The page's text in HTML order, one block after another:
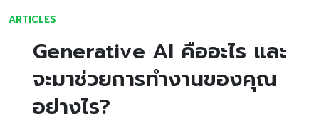
ARTICLES
Generative AI คืออะไร และ
จะมาช่วยการทำงานของคุณ
อย่างไร?